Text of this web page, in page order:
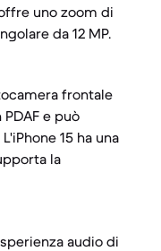
uno zoom di
da 12 MP.
frontale
e può
15 ha una
la
audio di